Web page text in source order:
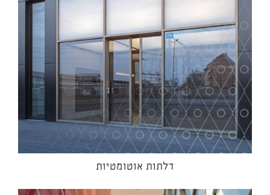
דלתות אוטומטיות